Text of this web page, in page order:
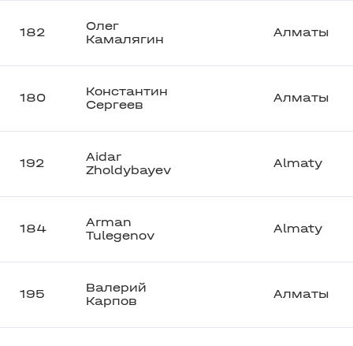
182
Олег
Камалягин
Алматы
180
Константин
Сергеев
Алматы
192
Aidar
Zholdybayev
Almaty
184
Arman
Tulegenov
Almaty
195
Валерий
Карпов
Алматы